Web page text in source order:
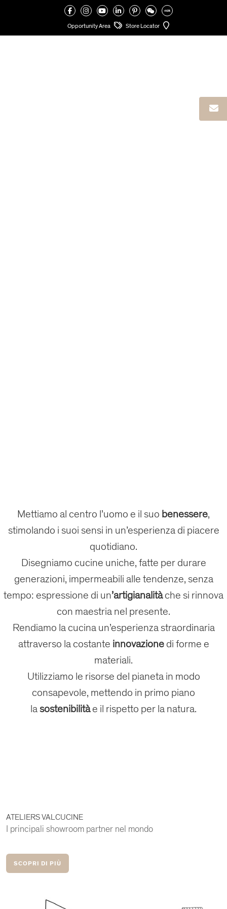
Opportunity Area Store Locator
Mettiamo al centro l’uomo e il suo benessere,
stimolando i suoi sensi in un’esperienza di piacere
quotidiano.
Disegniamo cucine uniche, fatte per durare
generazioni, impermeabili alle tendenze, senza
tempo: espressione di un’artigianalitàche si rinnova
con maestria nel presente.
Rendiamo la cucina un’esperienza straordinaria
attraverso la costante innovazionedi forme e
materiali.
Utilizziamo le risorse del pianeta in modo
consapevole, mettendo in primo piano
lasostenibilitàe il rispetto per la natura.
ATELIERS VALCUCINE
I principali showroom partner nel mondo
SCOPRI DI PIÙ